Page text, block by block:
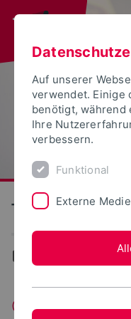
Technische
Gute
Gute
Auf unserer
verwendet. Einige
benötigt, während
Ihre
verbessern.
Funktional
Externe